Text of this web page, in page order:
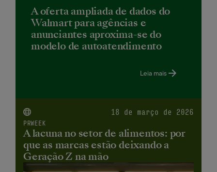
A oferta ampliada de dados do
Walmart para agências e
anunciantes aproxima-se do
modelo de autoatendimento
Leia mais
18 de março de 2026
PRWEEK
A lacuna no setor de alimentos: por
que as marcas estão deixando a
Geração Z na mão